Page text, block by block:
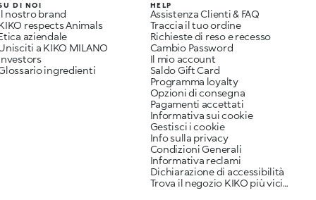
DI NOI
nostro brand
respects Animals
aziendale
a KIKO MILANO
ingredienti
HELP
Assistenza Clienti & FAQ
Traccia il tuo ordine
Richieste di reso e recesso
Cambio Password
Il mio account
Saldo Gift Card
Programma loyalty
Opzioni di consegna
Pagamenti accettati
Informativa sui cookie
Gestisci i cookie
Info sulla privacy
Condizioni Generali
Informativa reclami
Dichiarazione di accessibilità
Trova il negozio KIKO più vicino a te